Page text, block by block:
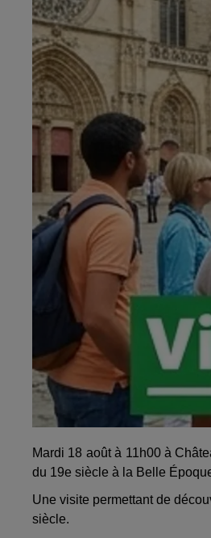
Mardi 18 août à 11h00 à
du 19e siècle à la Belle
Une visite permettant de
siècle.